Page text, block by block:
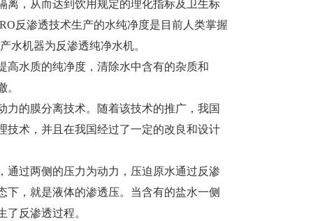
离，从而达到饮用规定的理化指标及卫生标
反渗透技术生产的水纯净度是目前人类掌握
水机器为反渗透纯净水机。
水质的纯净度，清除水中含有的杂质和
的膜分离技术。随着该技术的推广，我国
技术，并且在我国经过了一定的改良和设计
过两侧的压力为动力，压迫原水通过反渗
，就是液体的渗透压。当含有的盐水一侧
反渗透过程。